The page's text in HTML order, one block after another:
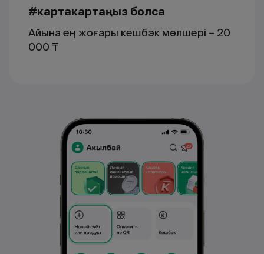
#картакартаңыз болса
Айына ең жоғары кешбэк мөлшері – 20
000 ₸